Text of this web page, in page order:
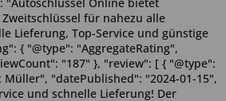
für nahezu alle
Lieferung, Top-Service und günstige
{ "@type": "AggregateRating",
"187" }, "review": [ { "@type":
"datePublished": "2024-01-15",
und schnelle Lieferung! Der